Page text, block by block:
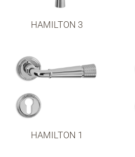
HAMILTON 3
HAMILTON 1